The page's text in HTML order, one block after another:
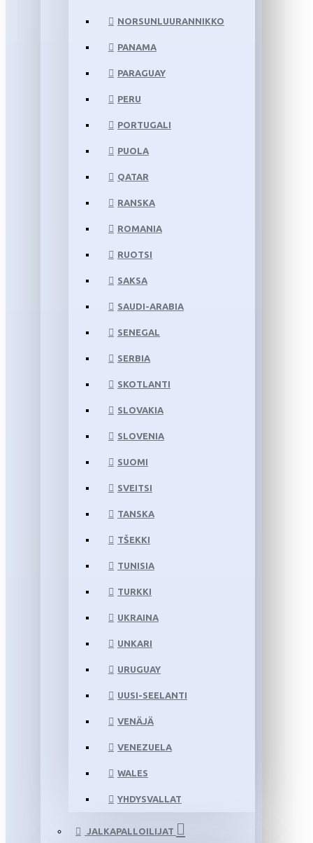
NORSUNLUURANNIKKO
PANAMA
PARAGUAY
PERU
PORTUGALI
PUOLA
QATAR
RANSKA
ROMANIA
RUOTSI
SAKSA
SAUDI-ARABIA
SENEGAL
SERBIA
SKOTLANTI
SLOVAKIA
SLOVENIA
SUOMI
SVEITSI
TANSKA
TŠEKKI
TUNISIA
TURKKI
UKRAINA
UNKARI
URUGUAY
UUSI-SEELANTI
VENÄJÄ
VENEZUELA
WALES
YHDYSVALLAT
JALKAPALLOILIJAT